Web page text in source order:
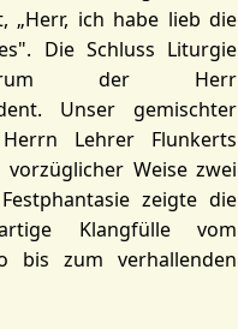
„Herr, ich habe lieb die
Die Schluss Liturgie
der Herr
Unser gemischter
Lehrer Flunkerts
Weise zwei
zeigte die
Klangfülle vom
bis zum verhallenden